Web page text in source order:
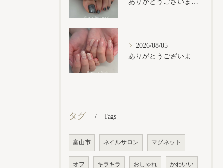
2026/08/05
タグ Tags
富山市 ネイルサロン マグネット
オフ キラキラ おしゃれ かわいい